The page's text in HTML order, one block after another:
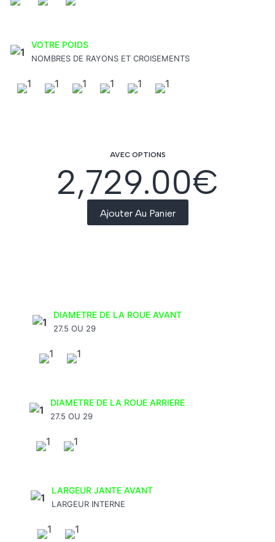
VOTRE POIDS
NOMBRES DE RAYONS ET CROISEMENTS
AVEC OPTIONS
2,729.00€
Ajouter Au Panier
DIAMETRE DE LA ROUE AVANT
27.5 OU 29
DIAMETRE DE LA ROUE ARRIERE
27.5 OU 29
LARGEUR JANTE AVANT
LARGEUR INTERNE